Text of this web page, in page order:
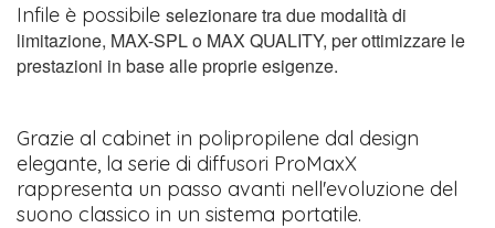
Infile è possibileselezionare tra due modalità di
limitazione, MAX-SPL o MAX QUALITY, per ottimizzare le
prestazioni in base alle proprie esigenze.
Grazie al cabinet in polipropilene dal design
elegante, la serie di diffusori ProMaxX
rappresenta un passo avanti nell'evoluzione del
suono classico in un sistema portatile.